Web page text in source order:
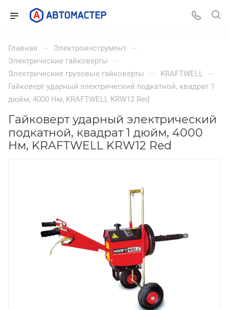
Главная — Электроинструмент —
Электрические гайковерты —
Электрические грузовые гайковерты — KRAFTWELL —
Гайковерт ударный электрический подкатной, квадрат 1
дюйм, 4000 Нм, KRAFTWELL KRW12 Red
Гайковерт ударный электрический
подкатной, квадрат 1 дюйм, 4000
Нм, KRAFTWELL KRW12 Red